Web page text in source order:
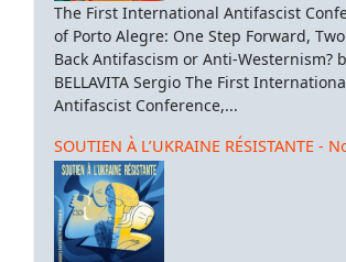
The First International Antifascist
of Porto Alegre: One Step Forward,
Back Antifascism or Anti-Westernism?
BELLAVITA Sergio The First
Antifascist Conference,...
SOUTIEN À L’UKRAINE RÉSISTANTE -